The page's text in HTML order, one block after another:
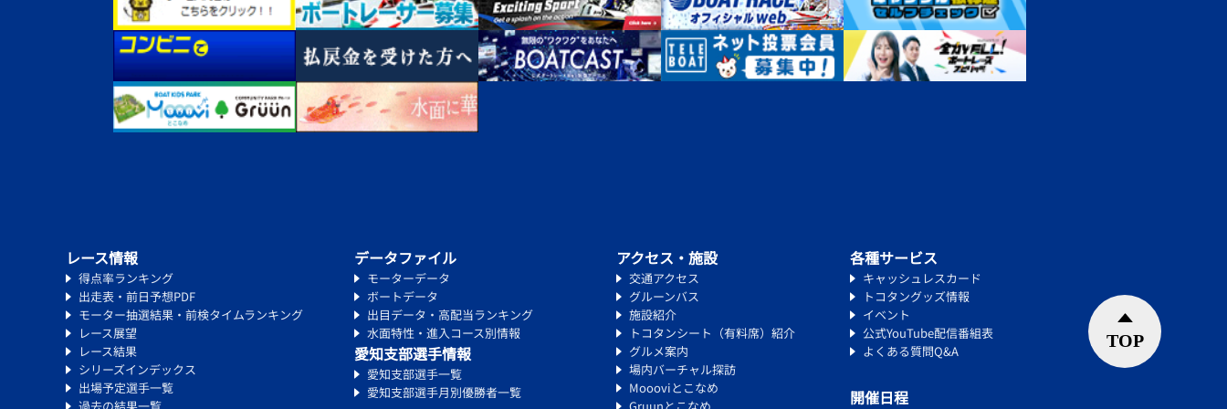
レース情報
得点率ランキング
出走表・前日予想PDF
モーター抽選結果・前検タイムランキング
レース展望
レース結果
シリーズインデックス
出場予定選手一覧
過去の結果一覧
データファイル
モーターデータ
ボートデータ
出目データ・高配当ランキング
水面特性・進入コース別情報
愛知支部選手情報
愛知支部選手一覧
愛知支部選手月別優勝者一覧
アクセス・施設
交通アクセス
グルーンバス
施設紹介
トコタンシート（有料席）紹介
グルメ案内
場内バーチャル探訪
Moooviとこなめ
Gruunとこなめ
各種サービス
キャッシュレスカード
トコタングッズ情報
イベント
公式YouTube配信番組表
よくある質問Q&A
開催日程